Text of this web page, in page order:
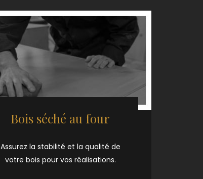
Bois séché au four
Assurez la stabilité et la qualité de
votre bois pour vos réalisations.